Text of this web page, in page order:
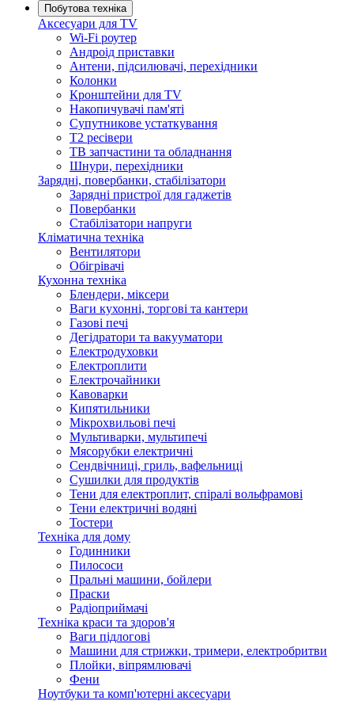
Побутова техніка
Аксесуари для TV
Wi-Fi роутер
Андроід приставки
Антени, підсилювачі, перехідники
Колонки
Кронштейни для TV
Накопичувачі пам'яті
Супутникове устаткування
Т2 ресівери
ТВ запчастини та обладнання
Шнури, перехідники
Зарядні, повербанки, стабілізатори
Зарядні пристрої для гаджетів
Повербанки
Стабілізатори напруги
Кліматична техніка
Вентилятори
Обігрівачі
Кухонна техніка
Блендери, міксери
Ваги кухонні, торгові та кантери
Газові печі
Дегідратори та вакууматори
Електродуховки
Електроплити
Електрочайники
Кавоварки
Кипятильники
Мікрохвильові печі
Мультиварки, мультипечі
Мясорубки електричні
Сендвічниці, гриль, вафельниці
Сушилки для продуктів
Тени для електроплит, спіралі вольфрамові
Тени електричні водяні
Тостери
Техніка для дому
Годинники
Пилососи
Пральні машини, бойлери
Праски
Радіоприймачі
Техніка краси та здоров'я
Ваги підлогові
Машини для стрижки, тримери, електробритви
Плойки, віпрямлювачі
Фени
Ноутбуки та комп'ютерні аксесуари